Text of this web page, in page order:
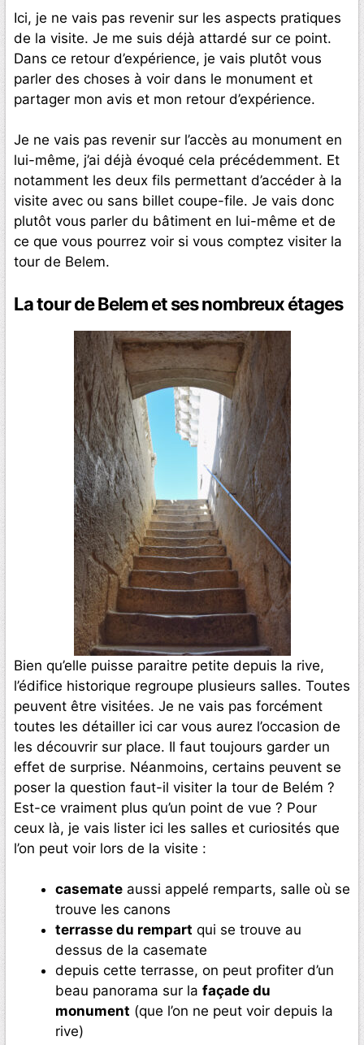
Ici, je ne vais pas revenir sur les aspects pratiques
de la visite. Je me suis déjà attardé sur ce point.
Dans ce retour d’expérience, je vais plutôt vous
parler des choses à voir dans le monument et
partager mon avis et mon retour d’expérience.
Je ne vais pas revenir sur l’accès au monument en
lui-même, j’ai déjà évoqué cela précédemment. Et
notamment les deux fils permettant d’accéder à la
visite avec ou sans billet coupe-file. Je vais donc
plutôt vous parler du bâtiment en lui-même et de
ce que vous pourrez voir si vous comptez visiter la
tour de Belem.
La tour de Belem et ses nombreux étages
Bien qu’elle puisse paraitre petite depuis la rive,
l’édifice historique regroupe plusieurs salles. Toutes
peuvent être visitées. Je ne vais pas forcément
toutes les détailler ici car vous aurez l’occasion de
les découvrir sur place. Il faut toujours garder un
effet de surprise. Néanmoins, certains peuvent se
poser la question faut-il visiter la tour de Belém ?
Est-ce vraiment plus qu’un point de vue ? Pour
ceux là, je vais lister ici les salles et curiosités que
l’on peut voir lors de la visite :
casemate aussi appelé remparts, salle où se
trouve les canons
terrasse du rempart qui se trouve au
dessus de la casemate
depuis cette terrasse, on peut profiter d’un
beau panorama sur la façade du
monument (que l’on ne peut voir depuis la
rive)